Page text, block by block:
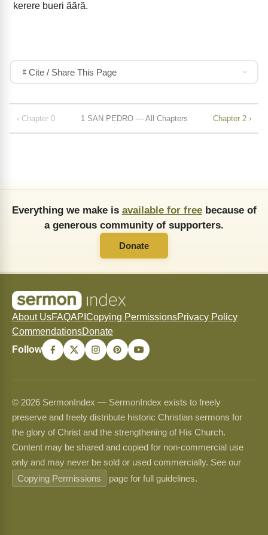
kerere bueri ããrã.
Cite / Share This Page
‹ Chapter 0 1 SAN PEDRO — All Chapters Chapter 2 ›
Everything we make is available for freebecause of
a generous community of supporters.
Donate
About UsFAQAPI Copying PermissionsPrivacy Policy
CommendationsDonate
Follow
© 2026 SermonIndex — SermonIndex exists to freely
preserve and freely distribute historic Christian sermons for
the glory of Christ and the strengthening of His Church.
Content may be shared and copied for non-commercial use
only and may never be sold or used commercially. See our
Copying Permissions
page for full guidelines.